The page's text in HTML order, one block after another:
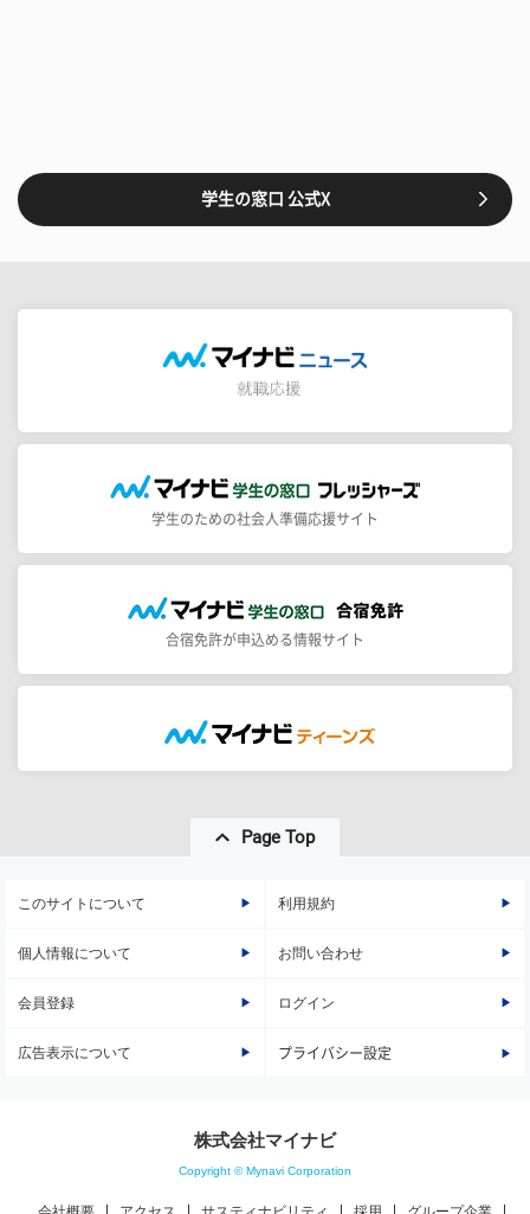
学生の窓口 公式X
学生のための社会人準備応援サイト
合宿免許が申込める情報サイト
Page Top
このサイトについて 利用規約
個人情報について お問い合わせ
会員登録 ログイン
広告表示について プライバシー設定
株式会社マイナビ
Copyright © Mynavi Corporation